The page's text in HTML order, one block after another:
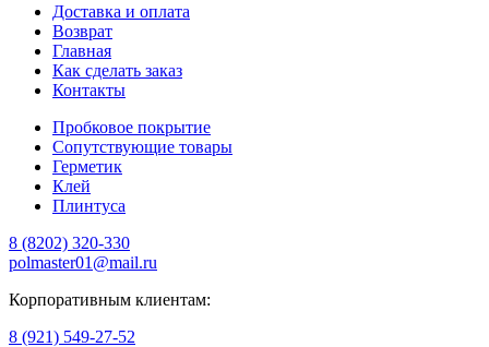
Доставка и оплата
Возврат
Главная
Как сделать заказ
Контакты
Пробковое покрытие
Сопутствующие товары
Герметик
Клей
Плинтуса
8 (8202) 320-330
polmaster01@mail.ru
Корпоративным клиентам:
8 (921) 549-27-52